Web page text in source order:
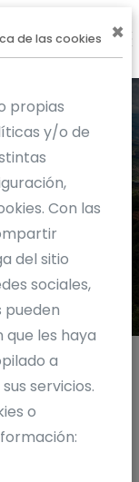
0 ×
de las cookies
propias
y/o de
Con las
del sitio
sociales,
pueden
les haya
a
servicios.
o